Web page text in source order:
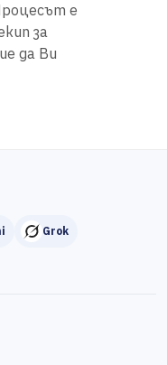
е
за
да Ви
Grok